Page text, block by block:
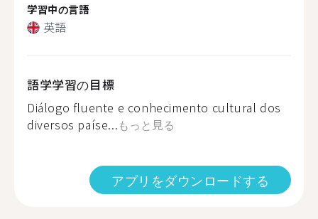
学習中の言語
英語
語学学習の目標
Diálogo fluente e conhecimento cultural dos
diversos paíse...もっと見る
アプリをダウンロードする